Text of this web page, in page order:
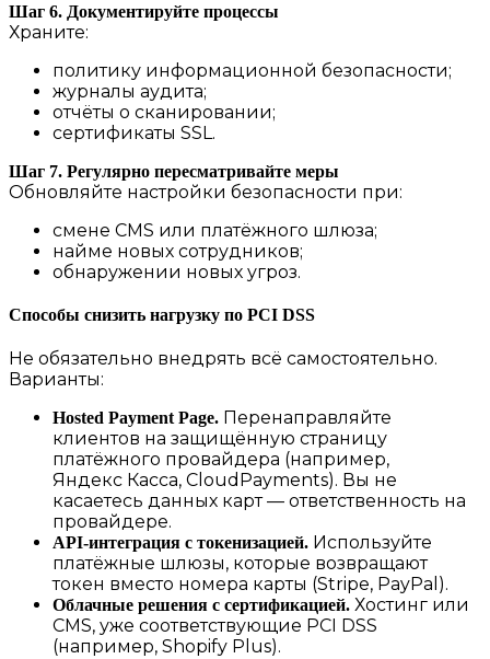
Шаг 6. Документируйте процессы
Храните:
политику информационной безопасности;
журналы аудита;
отчёты о сканировании;
сертификаты SSL.
Шаг 7. Регулярно пересматривайте меры
Обновляйте настройки безопасности при:
смене CMS или платёжного шлюза;
найме новых сотрудников;
обнаружении новых угроз.
Способы снизить нагрузку по PCI DSS
Не обязательно внедрять всё самостоятельно.
Варианты:
Hosted Payment Page. Перенаправляйте
клиентов на защищённую страницу
платёжного провайдера (например,
Яндекс Касса, CloudPayments). Вы не
касаетесь данных карт — ответственность на
провайдере.
API‑интеграция с токенизацией. Используйте
платёжные шлюзы, которые возвращают
токен вместо номера карты (Stripe, PayPal).
Облачные решения с сертификацией. Хостинг или
CMS, уже соответствующие PCI DSS
(например, Shopify Plus).